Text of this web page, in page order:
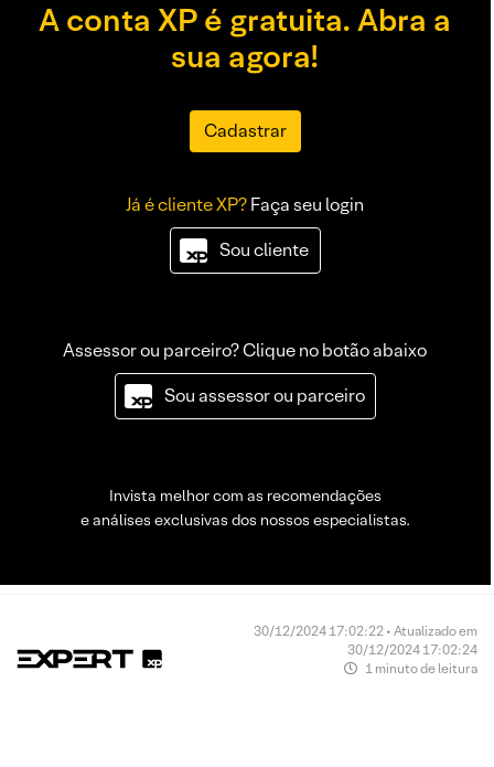
A conta XP é gratuita. Abra a
sua agora!
Cadastrar
Já é cliente XP?Faça seu login
Sou cliente
Assessor ou parceiro? Clique no botão abaixo
Sou assessor ou parceiro
Invista melhor com as recomendações
e análises exclusivas dos nossos especialistas.
30/12/2024 17:02:22 • Atualizado em
30/12/2024 17:02:24
1 minuto de leitura